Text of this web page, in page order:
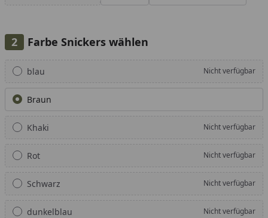
Farbe Snickers wählen
Alle anzeigen (8)
blau Nicht verfügbar
Braun
Khaki Nicht verfügbar
Rot Nicht verfügbar
Schwarz Nicht verfügbar
dunkelblau Nicht verfügbar